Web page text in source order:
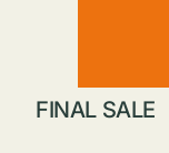
FINAL